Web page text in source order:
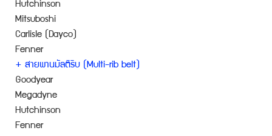
Hutchinson
Mitsuboshi
Carlisle (Dayco)
Fenner
+ สายพานมัลติริบ (Multi-rib belt)
Goodyear
Megadyne
Hutchinson
Fenner